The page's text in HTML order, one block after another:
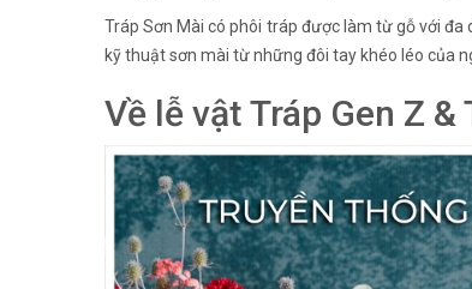
Tráp Sơn Mài có phôi tráp được làm từ gỗ với
kỹ thuật sơn mài từ những đôi tay khéo léo của
Về lễ vật Tráp Gen Z &